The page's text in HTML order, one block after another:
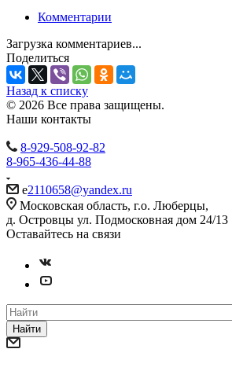
Комментарии
Загрузка комментариев...
Поделиться
Назад к списку
© 2026 Все права защищены.
Наши контакты
8-929-508-92-82
8-965-436-44-88
e2110658@yandex.ru
Московская область, г.о. Люберцы,
д. Островцы ул. Подмосковная дом 24/13
Оставайтесь на связи
Найти